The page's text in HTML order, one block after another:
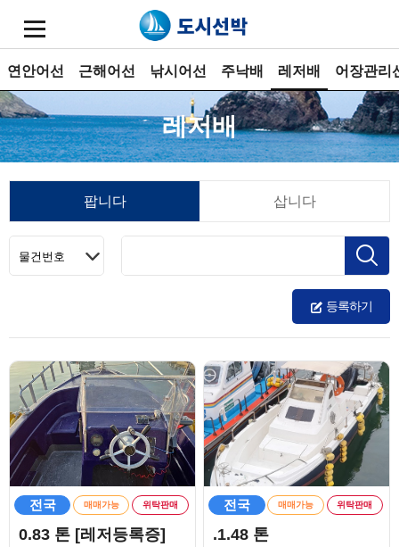
연안어선 근해어선 낚시어선 주낙배 레저배 어장관리
레저배
팝니다 삽니다
등록하기
전국 매매가능 위탁판매
0.83 톤 [레저등록증]
전국 매매가능 위탁판매
.1.48 톤